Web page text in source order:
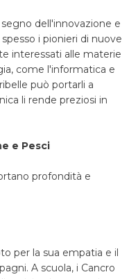
dell'innovazione e
i pionieri di nuove
interessati alle materie
come l'informatica e
può portarli a
li rende preziosi in
e Pesci
profondità e
per la sua empatia e il
A scuola, i Cancro